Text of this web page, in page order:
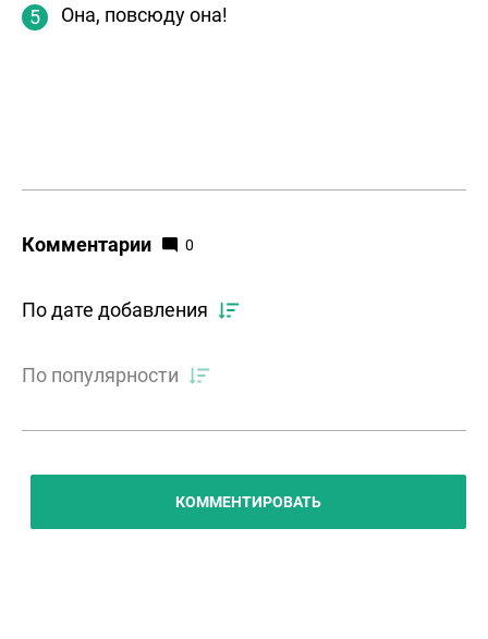
Она, повсюду она!
Комментарии 0
По дате добавления
По популярности
КОММЕНТИРОВАТЬ